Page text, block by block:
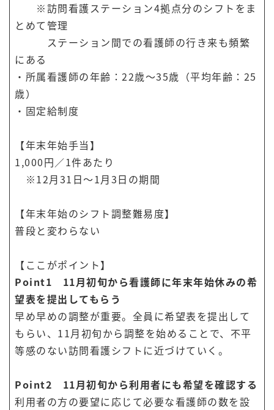
※訪問看護ステーション4拠点分のシフトをま
とめて管理
ステーション間での看護師の行き来も頻繁
にある
・所属看護師の年齢：22歳～35歳（平均年齢：25
歳）
・固定給制度
【年末年始手当】
1,000円／1件あたり
※12月31日～1月3日の期間
【年末年始のシフト調整難易度】
普段と変わらない
【ここがポイント】
Point1 11月初旬から看護師に年末年始休みの希
望表を提出してもらう
早め早めの調整が重要。全員に希望表を提出して
もらい、11月初旬から調整を始めることで、不平
等感のない訪問看護シフトに近づけていく。
Point2 11月初旬から利用者にも希望を確認する
利用者の方の要望に応じて必要な看護師の数を設